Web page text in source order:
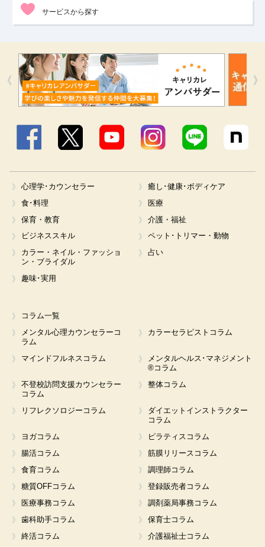
サービスから探す
Facebook X YouTube Instagram LINE
心理学･カウンセラー
癒し･健康･ボディケア
食･料理
医療
保育・教育
介護・福祉
ビジネススキル
ペット･トリマー・動物
カラー・ネイル・ファッショ
ン・ブライダル
占い
趣味･実用
コラム一覧
メンタル心理カウンセラーコ
ラム
カラーセラピストコラム
マインドフルネスコラム
メンタルヘルス･マネジメント
®コラム
不登校訪問支援カウンセラー
コラム
整体コラム
リフレクソロジーコラム
ダイエットインストラクター
コラム
ヨガコラム
ピラティスコラム
腸活コラム
筋膜リリースコラム
食育コラム
調理師コラム
糖質OFFコラム
登録販売者コラム
医療事務コラム
調剤薬局事務コラム
歯科助手コラム
保育士コラム
終活コラム
介護福祉士コラム